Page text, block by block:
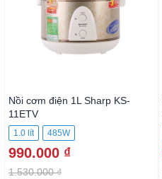
Nồi cơm điện 1L Sharp KS-
11ETV
1.0 lít 485W
990.000 ₫
1.530.000 ₫